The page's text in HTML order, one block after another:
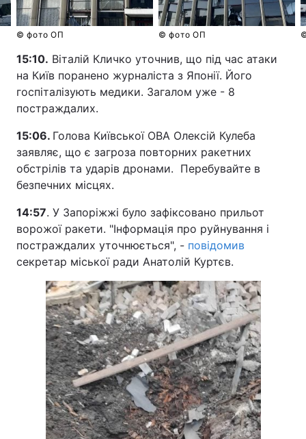
© фото ОП © фото ОП
15:10. Віталій Кличко уточнив, що під час атаки
на Київ поранено журналіста з Японії. Його
госпіталізують медики. Загалом уже - 8
постраждалих.
15:06. Голова Київської ОВА Олексій Кулеба
заявляє, що є загроза повторних ракетних
обстрілів та ударів дронами. Перебувайте в
безпечних місцях.
14:57. У Запоріжжі було зафіксовано прильот
ворожої ракети. "Інформація про руйнування і
постраждалих уточнюється", - повідомив
секретар міської ради Анатолій Куртєв.